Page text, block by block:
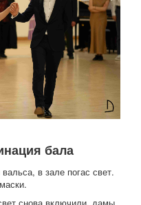
бала
в зале погас свет.